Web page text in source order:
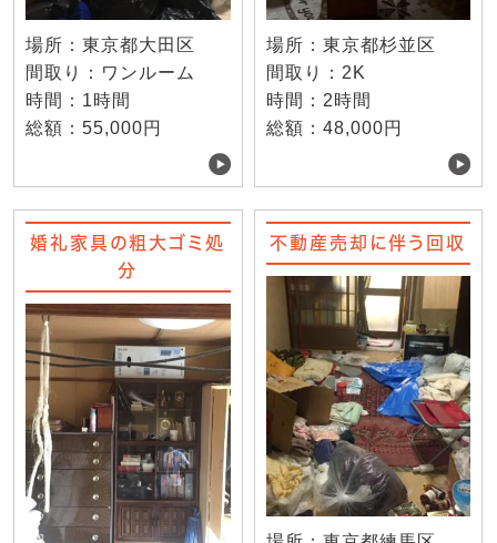
場所：東京都大田区
間取り：ワンルーム
時間：1時間
総額：55,000円
場所：東京都杉並区
間取り：2K
時間：2時間
総額：48,000円
婚礼家具の粗大ゴミ処
分
不動産売却に伴う回収